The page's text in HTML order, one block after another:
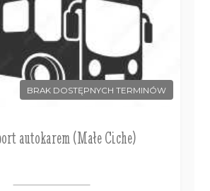
BRAK DOSTĘPNYCH TERMINÓW
autokarem (Małe Ciche)